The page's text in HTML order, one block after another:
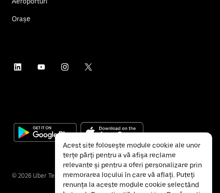
Orașe
© 2026 Uber Technologies Inc.
Acest site folosește module cookie ale unor
terțe părți pentru a vă afișa reclame
relevante și pentru a oferi personalizare prin
memorarea locului în care vă aflați. Puteți
renunța la aceste module cookie selectând